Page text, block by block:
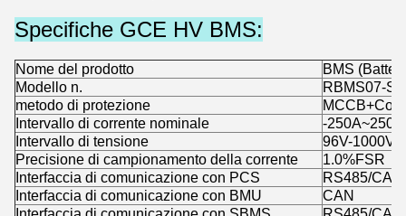
Specifiche GCE HV BMS:
Nome del prodotto
BMS
Modello n.
RBMS07-
metodo di protezione
Intervallo di corrente nominale
-
Intervallo di tensione
96V-1000V
Precisione di campionamento della corrente
1.0%FSR
Interfaccia di comunicazione con PCS
RS485/CAN
Interfaccia di comunicazione con BMU
CAN